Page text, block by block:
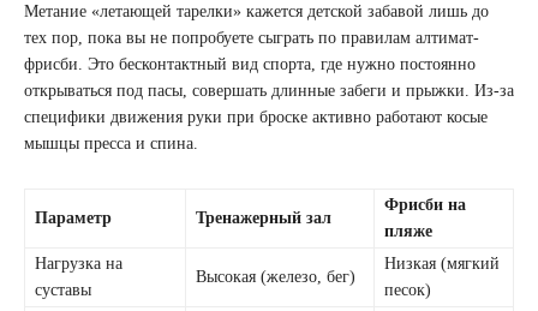
Метание «летающей тарелки» кажется детской забавой лишь до
тех пор, пока вы не попробуете сыграть по правилам алтимат-
фрисби. Это бесконтактный вид спорта, где нужно постоянно
открываться под пасы, совершать длинные забеги и прыжки. Из-за
специфики движения руки при броске активно работают косые
мышцы пресса и спина.
Параметр Тренажерный зал
Фрисби на
пляже
Нагрузка на
суставы
Высокая (железо, бег)
Низкая (мягкий
песок)